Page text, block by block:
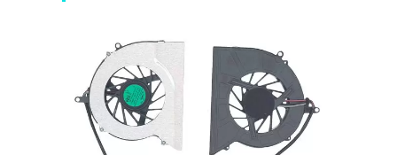
самовывоз
адресная доставка курьером
наличный расчёт